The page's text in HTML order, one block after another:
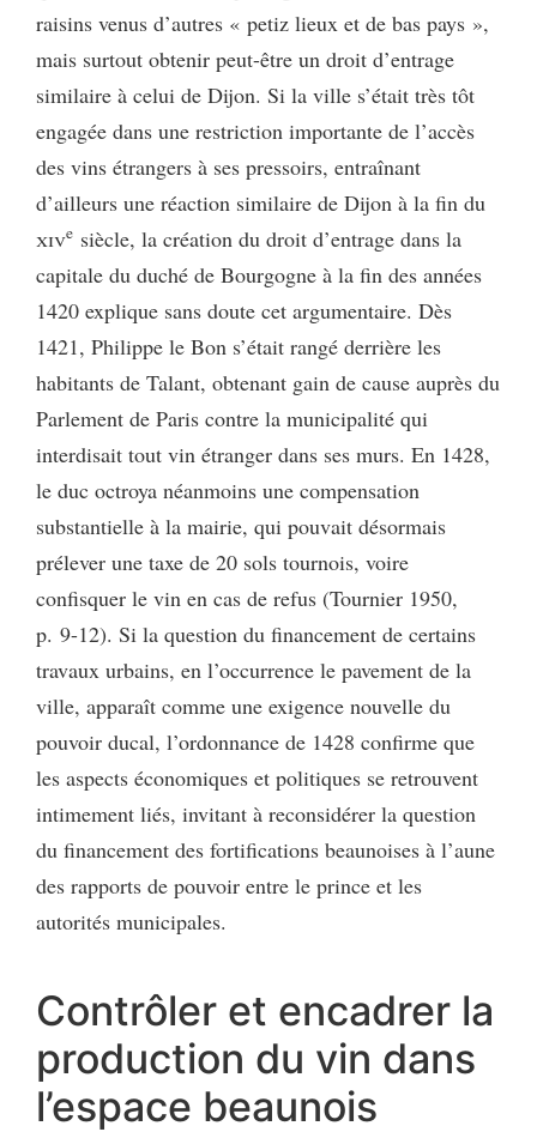
raisins venus d’autres « petiz lieux et de bas pays »,
mais surtout obtenir peut-être un droit d’entrage
similaire à celui de Dijon. Si la ville s’était très tôt
engagée dans une restriction importante de l’accès
des vins étrangers à ses pressoirs, entraînant
d’ailleurs une réaction similaire de Dijon à la fin du
xive siècle, la création du droit d’entrage dans la
capitale du duché de Bourgogne à la fin des années
1420 explique sans doute cet argumentaire. Dès
1421, Philippe le Bon s’était rangé derrière les
habitants de Talant, obtenant gain de cause auprès du
Parlement de Paris contre la municipalité qui
interdisait tout vin étranger dans ses murs. En 1428,
le duc octroya néanmoins une compensation
substantielle à la mairie, qui pouvait désormais
prélever une taxe de 20 sols tournois, voire
confisquer le vin en cas de refus (Tournier 1950,
p. 9-12). Si la question du financement de certains
travaux urbains, en l’occurrence le pavement de la
ville, apparaît comme une exigence nouvelle du
pouvoir ducal, l’ordonnance de 1428 confirme que
les aspects économiques et politiques se retrouvent
intimement liés, invitant à reconsidérer la question
du financement des fortifications beaunoises à l’aune
des rapports de pouvoir entre le prince et les
autorités municipales.
Contrôler et encadrer la
production du vin dans
l’espace beaunois